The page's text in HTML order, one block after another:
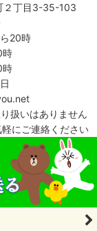
丁目3-35-103
20時
扱いはありません
にご連絡ください